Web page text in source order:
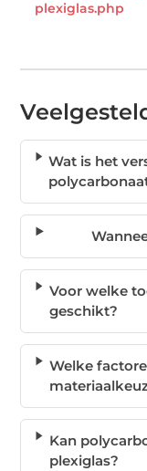
plexiglas.php
Wat is het
Voor welke
geschikt?
Welke
Kan
plexiglas?